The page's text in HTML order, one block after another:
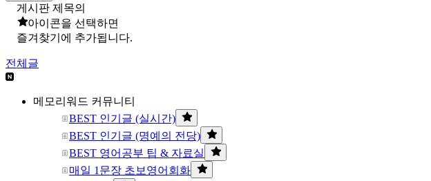
게시판 제목의
아이콘을 선택하면
즐겨찾기에 추가됩니다.
전체글
메모리워드 커뮤니티
BEST 인기글 (실시간)
BEST 인기글 (명예의 전당)
BEST 영어공부 팁 & 자료실
매일 1문장 초보영어회화